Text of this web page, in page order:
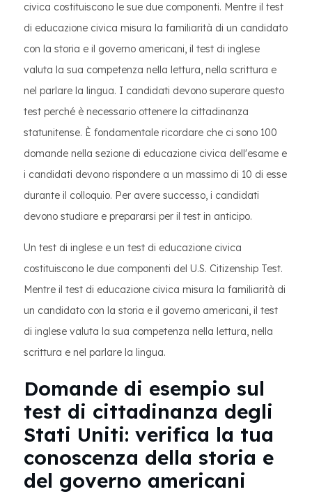
civica costituiscono le sue due componenti. Mentre il test
di educazione civica misura la familiarità di un candidato
con la storia e il governo americani, il test di inglese
valuta la sua competenza nella lettura, nella scrittura e
nel parlare la lingua. I candidati devono superare questo
test perché è necessario ottenere la cittadinanza
statunitense. È fondamentale ricordare che ci sono 100
domande nella sezione di educazione civica dell'esame e
i candidati devono rispondere a un massimo di 10 di esse
durante il colloquio. Per avere successo, i candidati
devono studiare e prepararsi per il test in anticipo.
Un test di inglese e un test di educazione civica
costituiscono le due componenti del U.S. Citizenship Test.
Mentre il test di educazione civica misura la familiarità di
un candidato con la storia e il governo americani, il test
di inglese valuta la sua competenza nella lettura, nella
scrittura e nel parlare la lingua.
Domande di esempio sul
test di cittadinanza degli
Stati Uniti: verifica la tua
conoscenza della storia e
del governo americani